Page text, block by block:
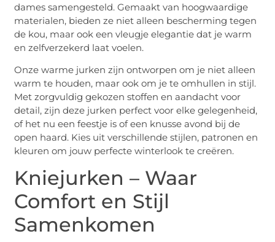
dames samengesteld. Gemaakt van hoogwaardige
materialen, bieden ze niet alleen bescherming tegen
de kou, maar ook een vleugje elegantie dat je warm
en zelfverzekerd laat voelen.
Onze warme jurken zijn ontworpen om je niet alleen
warm te houden, maar ook om je te omhullen in stijl.
Met zorgvuldig gekozen stoffen en aandacht voor
detail, zijn deze jurken perfect voor elke gelegenheid,
of het nu een feestje is of een knusse avond bij de
open haard. Kies uit verschillende stijlen, patronen en
kleuren om jouw perfecte winterlook te creëren.
Kniejurken – Waar
Comfort en Stijl
Samenkomen